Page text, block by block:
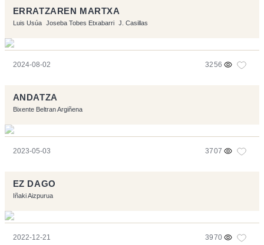
ERRATZAREN MARTXA
Luis Usúa Joseba Tobes Etxabarri J. Casillas
2024-08-02 3256
ANDATZA
Bixente Beltran Argiñena
2023-05-03 3707
EZ DAGO
Iñaki Aizpurua
2022-12-21 3970